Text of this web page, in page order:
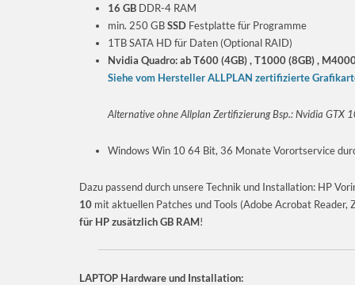
16 GB DDR-4 RAM
min. 250 GBSSD Festplatte für Programme
1TB SATA HD für Daten (Optional RAID)
Nvidia Quadro:ab T600 (4GB) , T1000 (8GB) ,
Siehe vom Hersteller ALLPLAN zertifizierte
Alternative ohne Allplan Zertifizierung Bsp.: Nvidia GTX
Windows Win 10 64 Bit, 36 Monate Vorortservice
Dazu passend durch unsere Technik und Installation: HP
10 mit aktuellen Patches und Tools (Adobe Acrobat
für HP zusätzlich GB RAM!
LAPTOP Hardware und Installation: